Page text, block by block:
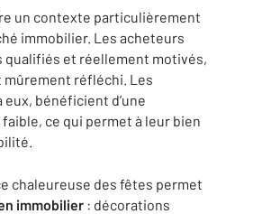
un contexte particulièrement
immobilier. Les acheteurs
qualifiés et réellement motivés,
mûrement réfléchi. Les
bénéficient d’une
ce qui permet à leur bien
chaleureuse des fêtes permet
immobilier : décorations